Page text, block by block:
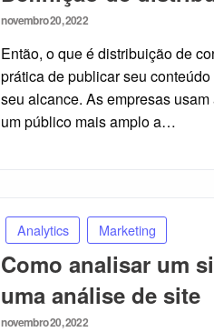
Posted
novembro 20, 2022
Então, o que é distribuição de
prática de publicar seu
seu alcance. As empresas
um público mais amplo a…
Analytics Marketing
Como analisar um
uma análise de site
Posted
novembro 20, 2022